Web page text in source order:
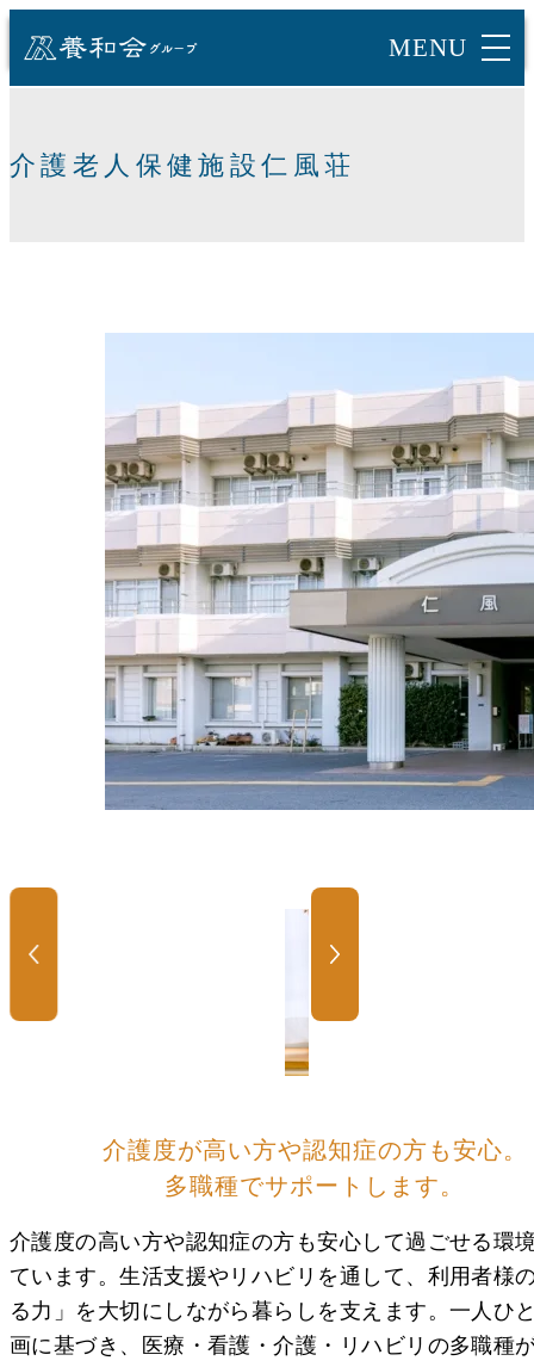
介護老人保健施設仁風荘
介護度が高い方や認知症の方も安心。
多職種でサポートします。
介護度の高い方や認知症の方も安心して過ごせる環
ています。生活支援やリハビリを通して、利用者様
る力」を大切にしながら暮らしを支えます。一人ひ
画に基づき、医療・看護・介護・リハビリの多職種